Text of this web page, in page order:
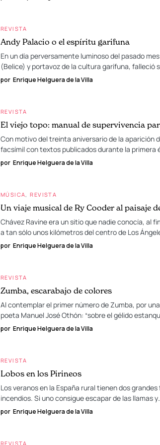
REVISTA
Andy Palacio o el espíritu garifuna
En un día perversamente luminoso del pasado
(Belice) y portavoz de la cultura garífuna, falleció
por Enrique Helguera de la Villa
REVISTA
El viejo topo: manual de supervivencia
Con motivo del treinta aniversario de la aparición
facsímil con textos publicados durante la primera
por Enrique Helguera de la Villa
MÚSICA REVISTA
Un viaje musical de Ry Cooder al paisaje
Chávez Ravine era un sitio que nadie conocía, al
a tan sólo unos kilómetros del centro de Los
por Enrique Helguera de la Villa
REVISTA
Zumba, escarabajo de colores
Al contemplar el primer número de Zumba, por
poeta Manuel José Othón: “sobre el gélido
por Enrique Helguera de la Villa
REVISTA
Lobos en los Pirineos
Los veranos en la España rural tienen dos
incendios. Si uno consigue escapar de las llamas
por Enrique Helguera de la Villa
REVISTA